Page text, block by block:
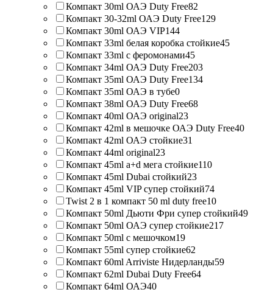
Компакт 30ml ОАЭ Duty Free82
Компакт 30-32ml ОАЭ Duty Free129
Компакт 30ml ОАЭ VIP144
Компакт 33ml белая коробка стойкие45
Компакт 33ml с феромонами45
Компакт 34ml ОАЭ Duty Free203
Компакт 35ml ОАЭ Duty Free134
Компакт 35ml ОАЭ в тубе0
Компакт 38ml ОАЭ Duty Free68
Компакт 40ml ОАЭ original23
Компакт 42ml в мешочке ОАЭ Duty Free40
Компакт 42ml ОАЭ стойкие31
Компакт 44ml original23
Компакт 45ml a+d мега стойкие110
Компакт 45ml Dubai стойкий23
Компакт 45ml VIP супер стойкий74
Twist 2 в 1 компакт 50 ml duty free10
Компакт 50ml Дьюти Фри супер стойкий49
Компакт 50ml ОАЭ супер стойкие217
Компакт 50ml с мешочком19
Компакт 55ml супер стойкие62
Компакт 60ml Arriviste Нидерланды59
Компакт 62ml Dubai Duty Free64
Компакт 64ml ОАЭ40